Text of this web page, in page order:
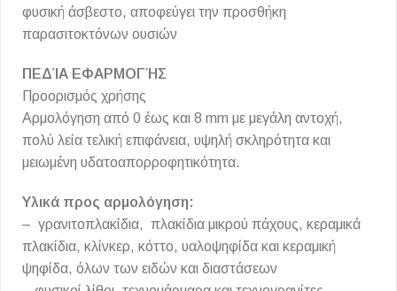
φυσική άσβεστο, αποφεύγει την προσθήκη
παρασιτοκτόνων ουσιών
ΠΕΔΊΑ ΕΦΑΡΜΟΓΉΣ
Προορισμός χρήσης
Αρμολόγηση από 0 έως και 8 mm με μεγάλη αντοχή,
πολύ λεία τελική επιφάνεια, υψηλή σκληρότητα και
μειωμένη υδατοαπορροφητικότητα.
Υλικά προς αρμολόγηση:
– γρανιτοπλακίδια, πλακίδια μικρού πάχους, κεραμικά
πλακίδια, κλίνκερ, κόττο, υαλοψηφίδα και κεραμική
ψηφίδα, όλων των ειδών και διαστάσεων